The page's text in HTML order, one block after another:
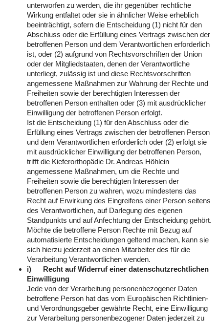
unterworfen zu werden, die ihr gegenüber rechtliche
Wirkung entfaltet oder sie in ähnlicher Weise erheblich
beeinträchtigt, sofern die Entscheidung (1) nicht für den
Abschluss oder die Erfüllung eines Vertrags zwischen der
betroffenen Person und dem Verantwortlichen erforderlich
ist, oder (2) aufgrund von Rechtsvorschriften der Union
oder der Mitgliedstaaten, denen der Verantwortliche
unterliegt, zulässig ist und diese Rechtsvorschriften
angemessene Maßnahmen zur Wahrung der Rechte und
Freiheiten sowie der berechtigten Interessen der
betroffenen Person enthalten oder (3) mit ausdrücklicher
Einwilligung der betroffenen Person erfolgt.
Ist die Entscheidung (1) für den Abschluss oder die
Erfüllung eines Vertrags zwischen der betroffenen Person
und dem Verantwortlichen erforderlich oder (2) erfolgt sie
mit ausdrücklicher Einwilligung der betroffenen Person,
trifft die Kieferorthopädie Dr. Andreas Höhlein
angemessene Maßnahmen, um die Rechte und
Freiheiten sowie die berechtigten Interessen der
betroffenen Person zu wahren, wozu mindestens das
Recht auf Erwirkung des Eingreifens einer Person seitens
des Verantwortlichen, auf Darlegung des eigenen
Standpunkts und auf Anfechtung der Entscheidung gehört.
Möchte die betroffene Person Rechte mit Bezug auf
automatisierte Entscheidungen geltend machen, kann sie
sich hierzu jederzeit an einen Mitarbeiter des für die
Verarbeitung Verantwortlichen wenden.
i) Recht auf Widerruf einer datenschutzrechtlichen
Einwilligung
Jede von der Verarbeitung personenbezogener Daten
betroffene Person hat das vom Europäischen Richtlinien-
und Verordnungsgeber gewährte Recht, eine Einwilligung
zur Verarbeitung personenbezogener Daten jederzeit zu